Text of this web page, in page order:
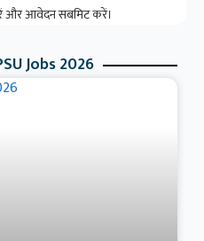
आवेदन सबमिट करें।
Jobs 2026